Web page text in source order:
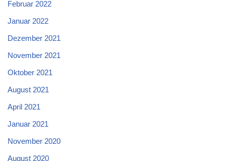
Februar 2022
Januar 2022
Dezember 2021
November 2021
Oktober 2021
August 2021
April 2021
Januar 2021
November 2020
August 2020